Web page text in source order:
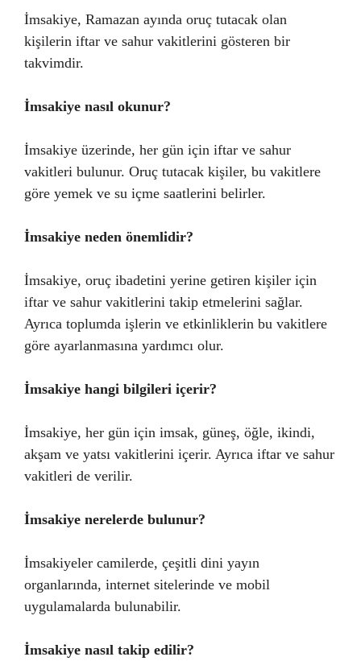
İmsakiye, Ramazan ayında oruç tutacak olan
kişilerin iftar ve sahur vakitlerini gösteren bir
takvimdir.
İmsakiye nasıl okunur?
İmsakiye üzerinde, her gün için iftar ve sahur
vakitleri bulunur. Oruç tutacak kişiler, bu vakitlere
göre yemek ve su içme saatlerini belirler.
İmsakiye neden önemlidir?
İmsakiye, oruç ibadetini yerine getiren kişiler için
iftar ve sahur vakitlerini takip etmelerini sağlar.
Ayrıca toplumda işlerin ve etkinliklerin bu vakitlere
göre ayarlanmasına yardımcı olur.
İmsakiye hangi bilgileri içerir?
İmsakiye, her gün için imsak, güneş, öğle, ikindi,
akşam ve yatsı vakitlerini içerir. Ayrıca iftar ve sahur
vakitleri de verilir.
İmsakiye nerelerde bulunur?
İmsakiyeler camilerde, çeşitli dini yayın
organlarında, internet sitelerinde ve mobil
uygulamalarda bulunabilir.
İmsakiye nasıl takip edilir?